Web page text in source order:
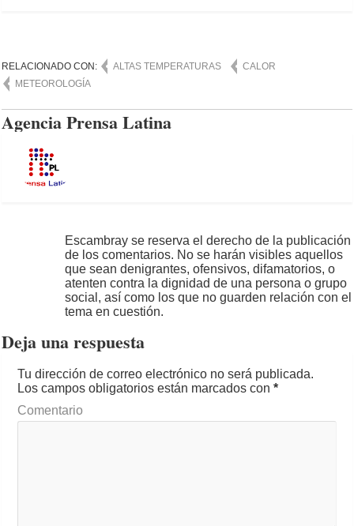
RELACIONADO CON: ALTAS TEMPERATURAS
CALOR
METEOROLOGÍA
Agencia Prensa Latina
Escambray se reserva el derecho de la publicación
de los comentarios. No se harán visibles aquellos
que sean denigrantes, ofensivos, difamatorios, o
atenten contra la dignidad de una persona o grupo
social, así como los que no guarden relación con el
tema en cuestión.
Deja una respuesta
Tu dirección de correo electrónico no será publicada.
Los campos obligatorios están marcados con*
Comentario